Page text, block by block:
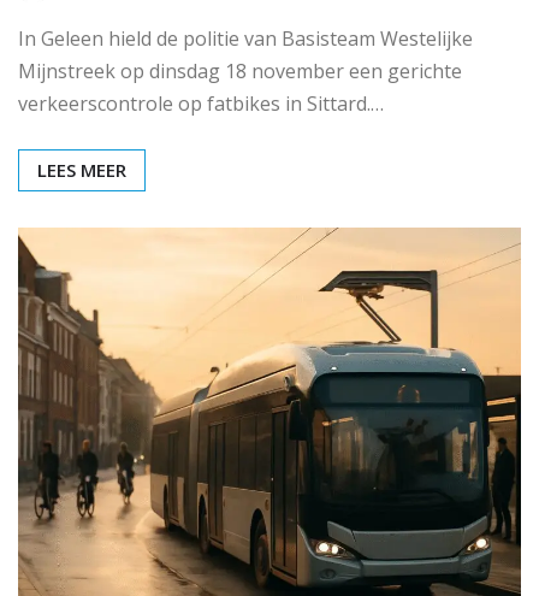
In Geleen hield de politie van Basisteam Westelijke
Mijnstreek op dinsdag 18 november een gerichte
verkeerscontrole op fatbikes in Sittard.…
LEES MEER